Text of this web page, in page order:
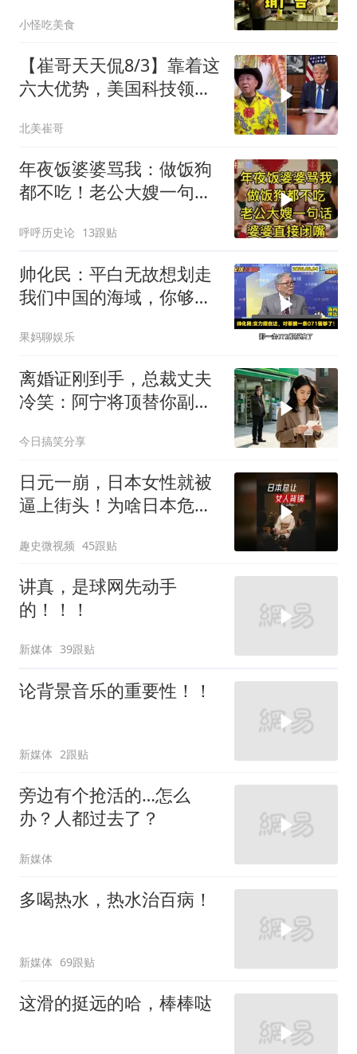
小怪吃美食
【崔哥天天侃8/3】靠着这
六大优势，美国科技领军
北美崔哥
年夜饭婆婆骂我：做饭狗
都不吃！老公大嫂一句
呼呼历史论 13跟贴
帅化民：平白无故想划走
我们中国的海域，你够格
果妈聊娱乐
离婚证刚到手，总裁丈夫
冷笑：阿宁将顶替你副总
今日搞笑分享
日元一崩，日本女性就被
逼上街头！为啥日本危机
趣史微视频 45跟贴
讲真，是球网先动手
的！！！
新媒体 39跟贴
论背景音乐的重要性！！
新媒体 2跟贴
旁边有个抢活的…怎么
办？人都过去了？
新媒体
多喝热水，热水治百病！
新媒体 69跟贴
这滑的挺远的哈，棒棒哒